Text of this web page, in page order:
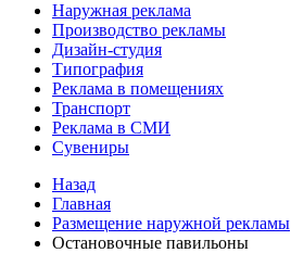
Наружная реклама
Производство рекламы
Дизайн-студия
Типография
Реклама в помещениях
Транспорт
Реклама в СМИ
Сувениры
Назад
Главная
Размещение наружной рекламы
Остановочные павильоны